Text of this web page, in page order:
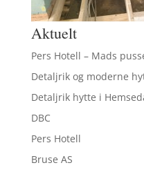
Aktuelt
Pers Hotell – Mads
Detaljrik og moderne
Detaljrik hytte i
DBC
Pers Hotell
Bruse AS